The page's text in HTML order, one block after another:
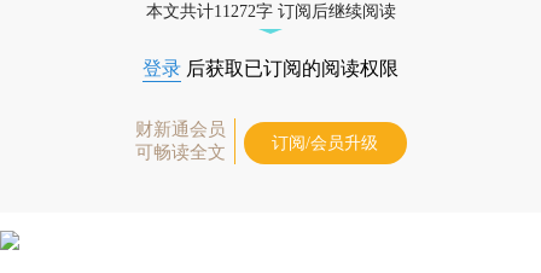
本文共计11272字 订阅后继续阅读
登录 后获取已订阅的阅读权限
财新通会员
可畅读全文
订阅/会员升级